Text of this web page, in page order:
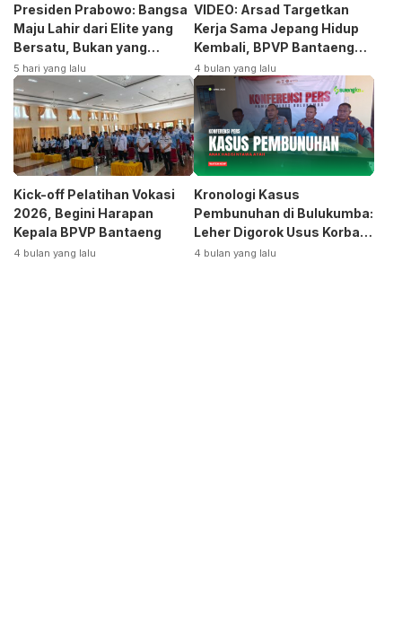
Presiden Prabowo: Bangsa
Maju Lahir dari Elite yang
Bersatu, Bukan yang
Terpecah
5 hari yang lalu
VIDEO: Arsad Targetkan
Kerja Sama Jepang Hidup
Kembali, BPVP Bantaeng
Siap Bangkitkan Jurusan
Otomotif
4 bulan yang lalu
Kick-off Pelatihan Vokasi
2026, Begini Harapan
Kepala BPVP Bantaeng
4 bulan yang lalu
Kronologi Kasus
Pembunuhan di Bulukumba:
Leher Digorok Usus Korban
Dikeluarkan
4 bulan yang lalu